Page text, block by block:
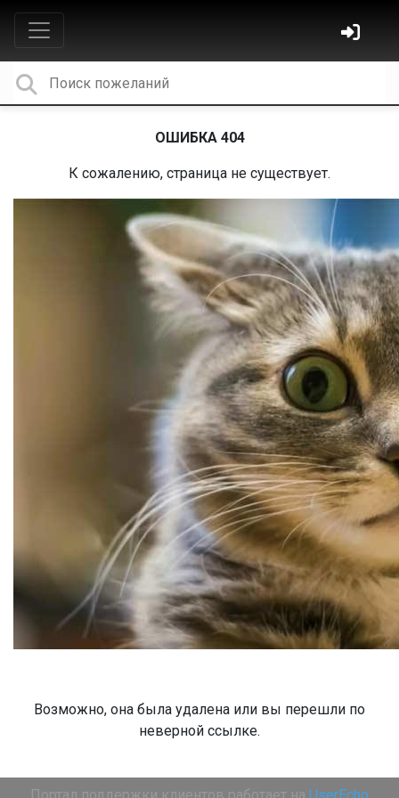
ОШИБКА 404
К сожалению, страница не существует.
Возможно, она была удалена или вы перешли по
неверной ссылке.